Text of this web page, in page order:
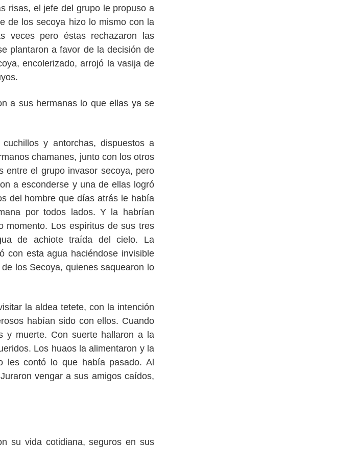
risas, el jefe del grupo le propuso a
de los secoya hizo lo mismo con la
veces pero éstas rechazaron las
plantaron a favor de la decisión de
encolerizado, arrojó la vasija de
a sus hermanas lo que ellas ya se
y antorchas, dispuestos a
chamanes, junto con los otros
entre el grupo invasor secoya, pero
a esconderse y una de ellas logró
del hombre que días atrás le había
por todos lados. Y la habrían
momento. Los espíritus de sus tres
de achiote traída del cielo. La
con esta agua haciéndose invisible
los Secoya, quienes saquearon lo
la aldea tetete, con la intención
habían sido con ellos. Cuando
y muerte. Con suerte hallaron a la
Los huaos la alimentaron y la
les contó lo que había pasado. Al
vengar a sus amigos caídos,
su vida cotidiana, seguros en sus